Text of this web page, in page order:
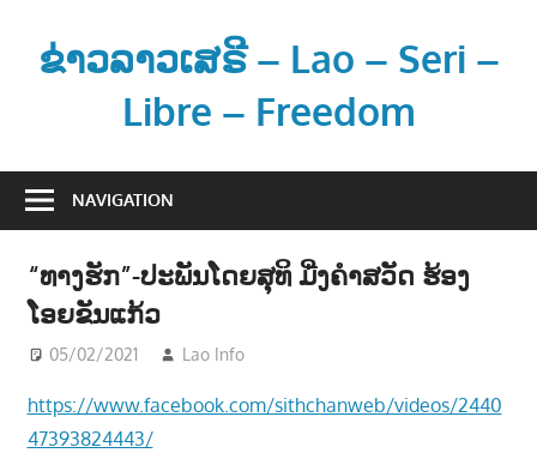
contentຂ່າວລາວເສຣີ – Lao – Seri –
Libre – Freedom
າ
ະ
ຂໍ້
ນ
ຂ່
NAVIGATION
“ທາງຮັກ”-ປະພັນໂດຍສຸທິ ມີ່ງຄຳສວັດ ຮ້ອງ
ໂອຍຂັນແກ້ວ
05/02/2021 Lao Info
https://www.facebook.com/sithchanweb/videos/2440
47393824443/